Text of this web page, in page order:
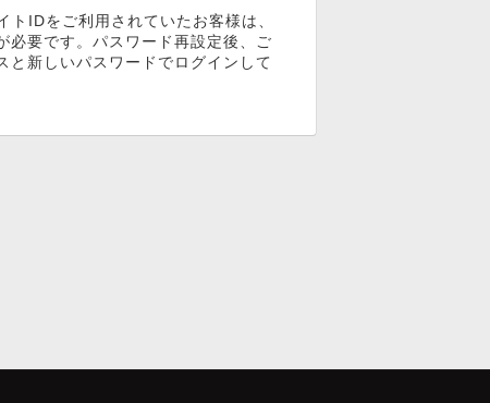
トIDをご利用されていたお客様は、
必要です。パスワード再設定後、ご
と新しいパスワードでログインして